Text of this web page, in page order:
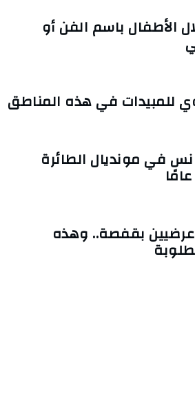
الأطفال باسم الفن أو
في هذه المناطق
في مونديال الطائرة
عرضيين بقفصة.. وهذه